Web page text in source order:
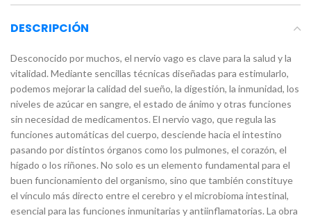
DESCRIPCIÓN
Desconocido por muchos, el nervio vago es clave para la salud y la
vitalidad. Mediante sencillas técnicas diseñadas para estimularlo,
podemos mejorar la calidad del sueño, la digestión, la inmunidad, los
niveles de azúcar en sangre, el estado de ánimo y otras funciones
sin necesidad de medicamentos. El nervio vago, que regula las
funciones automáticas del cuerpo, desciende hacia el intestino
pasando por distintos órganos como los pulmones, el corazón, el
hígado o los riñones. No solo es un elemento fundamental para el
buen funcionamiento del organismo, sino que también constituye
el vínculo más directo entre el cerebro y el microbioma intestinal,
esencial para las funciones inmunitarias y antiinflamatorias. La obra